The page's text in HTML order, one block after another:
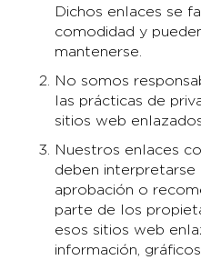
Dichos enlaces se
comodidad y
mantenerse.
No somos
las prácticas de
sitios web
Nuestros enlaces
deben interpretarse
aprobación o
parte de los
esos sitios web
información,